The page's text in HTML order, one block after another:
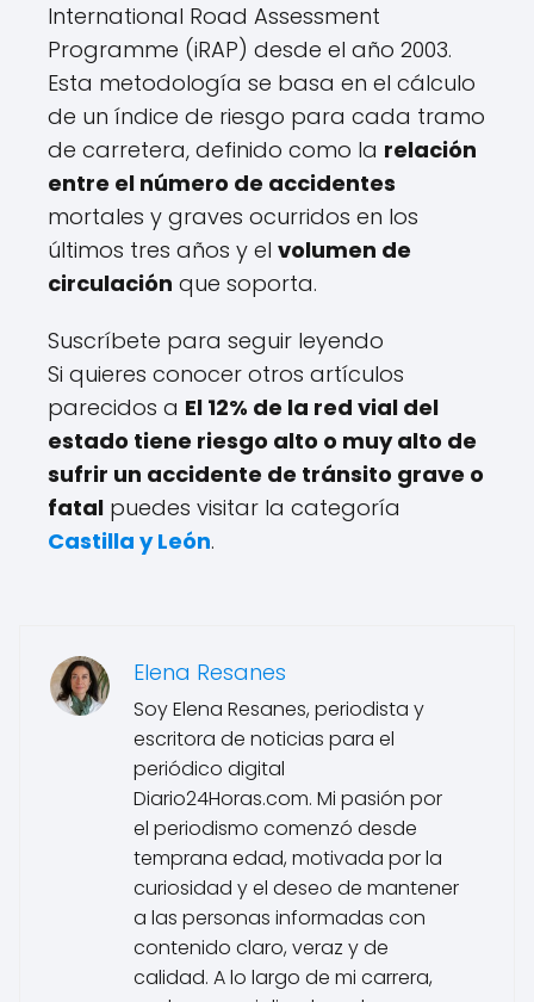
International Road Assessment
Programme (iRAP) desde el año 2003.
Esta metodología se basa en el cálculo
de un índice de riesgo para cada tramo
de carretera, definido como la relación
entre el número de accidentes
mortales y graves ocurridos en los
últimos tres años y el volumen de
circulación que soporta.
Suscríbete para seguir leyendo
Si quieres conocer otros artículos
parecidos a El 12% de la red vial del
estado tiene riesgo alto o muy alto de
sufrir un accidente de tránsito grave o
fatal puedes visitar la categoría
Castilla y León.
Elena Resanes
Soy Elena Resanes, periodista y
escritora de noticias para el
periódico digital
Diario24Horas.com. Mi pasión por
el periodismo comenzó desde
temprana edad, motivada por la
curiosidad y el deseo de mantener
a las personas informadas con
contenido claro, veraz y de
calidad. A lo largo de mi carrera,